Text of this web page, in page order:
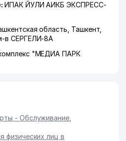
ИПАК ЙУЛИ АИКБ ЭКСПРЕСС-
область Ташкент,
в СЕРГЕЛИ-8А
"МЕДИА ПАРК
- Обслуживание
физических лиц в